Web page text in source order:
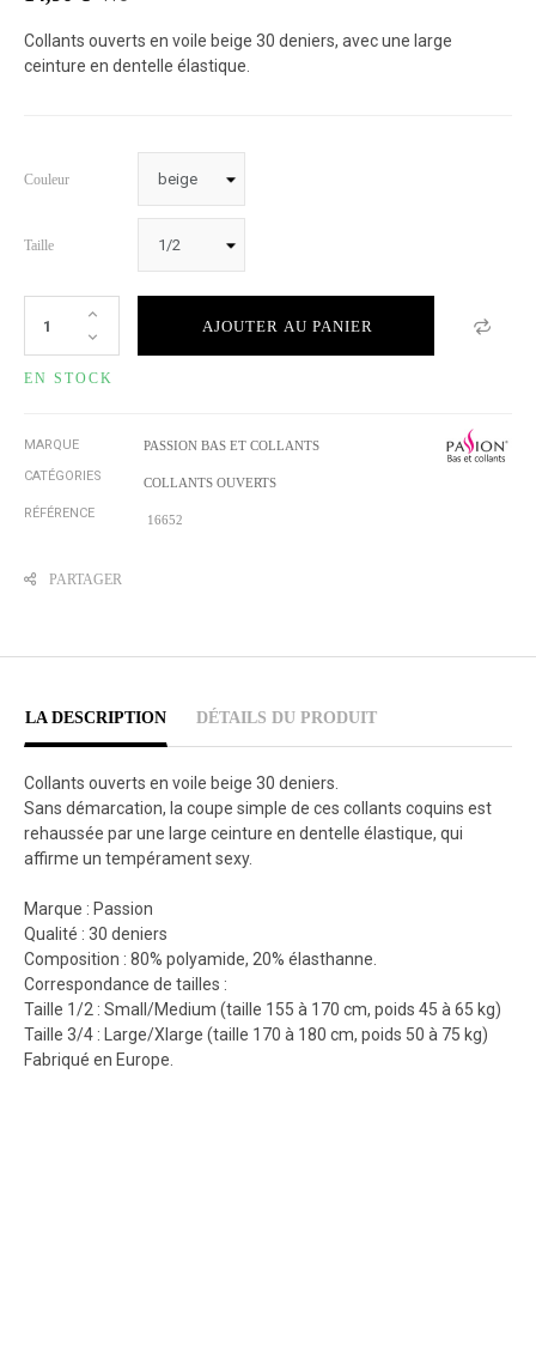
Collants ouverts en voile beige 30 deniers, avec une large
ceinture en dentelle élastique.
Couleur
Taille
AJOUTER AU PANIER
EN STOCK
MARQUE PASSION BAS ET COLLANTS
CATÉGORIES COLLANTS OUVERTS
RÉFÉRENCE 16652
PARTAGER
LA DESCRIPTION DÉTAILS DU PRODUIT
Collants ouverts en voile beige 30 deniers.
Sans démarcation, la coupe simple de ces collants coquins est
rehaussée par une large ceinture en dentelle élastique, qui
affirme un tempérament sexy.
Marque : Passion
Qualité : 30 deniers
Composition : 80% polyamide, 20% élasthanne.
Correspondance de tailles :
Taille 1/2 : Small/Medium (taille 155 à 170 cm, poids 45 à 65 kg)
Taille 3/4 : Large/Xlarge (taille 170 à 180 cm, poids 50 à 75 kg)
Fabriqué en Europe.